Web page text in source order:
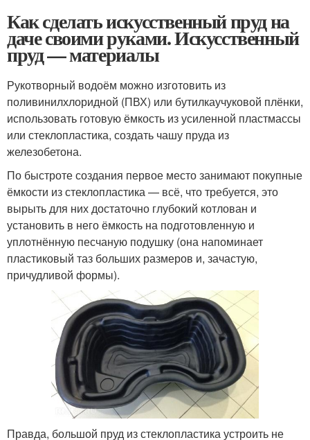
Как сделать искусственный пруд на
даче своими руками. Искусственный
пруд — материалы
Рукотворный водоём можно изготовить из
поливинилхлоридной (ПВХ) или бутилкаучуковой плёнки,
использовать готовую ёмкость из усиленной пластмассы
или стеклопластика, создать чашу пруда из
железобетона.
По быстроте создания первое место занимают покупные
ёмкости из стеклопластика — всё, что требуется, это
вырыть для них достаточно глубокий котлован и
установить в него ёмкость на подготовленную и
уплотнённую песчаную подушку (она напоминает
пластиковый таз больших размеров и, зачастую,
причудливой формы).
Правда, большой пруд из стеклопластика устроить не